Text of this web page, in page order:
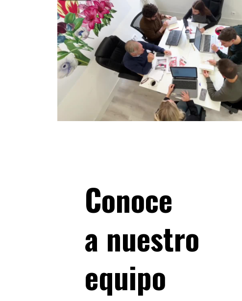
Conoce
a nuestro
equipo